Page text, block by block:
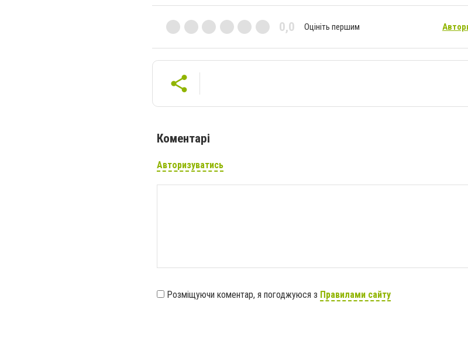
0,0 Оцініть першим
Коментарі
Авторизуватись
Розміщуючи коментар, я погоджуюся з Правилами сайту